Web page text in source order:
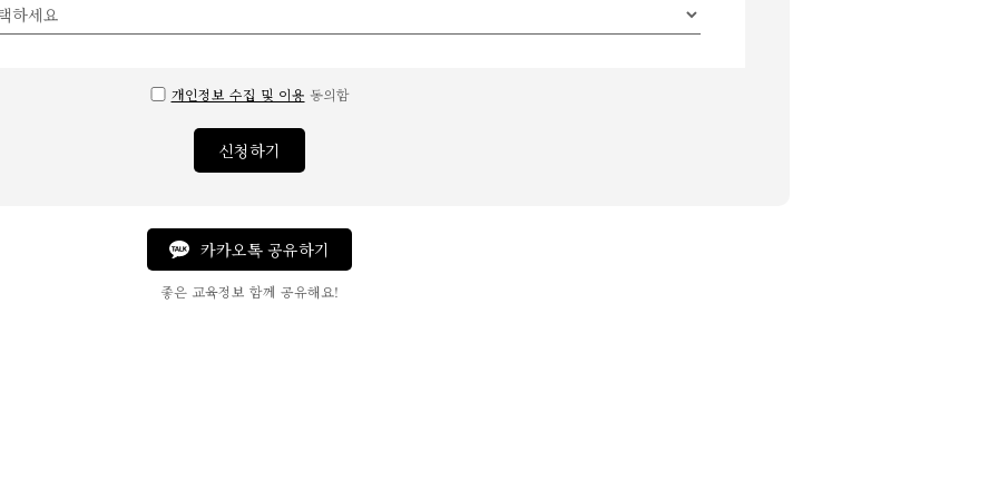
개인정보 수집 및 이용 동의함
신청하기
카카오톡 공유하기
좋은 교육정보 함께 공유해요!